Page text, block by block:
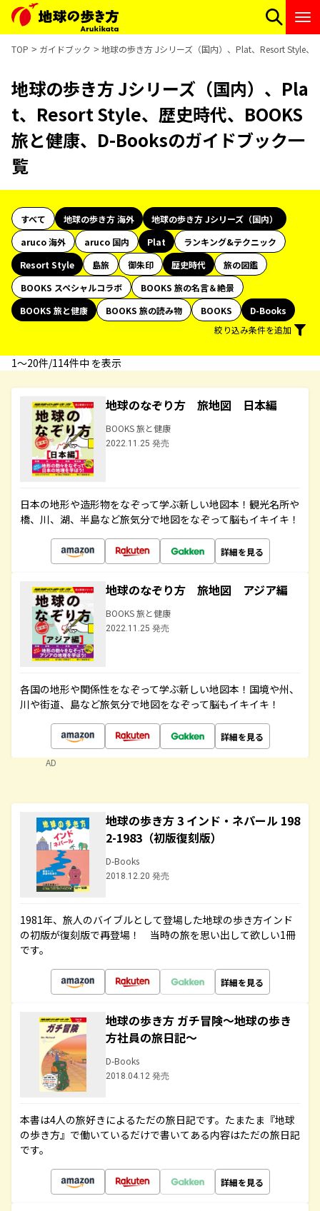
TOP ガイドブック 地球の歩き方 Jシリーズ（国内）、Plat、Resort Style
地球の歩き方 Jシリーズ（国内）、Pla
t、Resort Style、歴史時代、BOOKS
旅と健康、D-Booksのガイドブック一
覧
すべて 地球の歩き方 海外
地球の歩き方 Jシリーズ（国内）
aruco 海外
aruco 国内 Plat
ランキング&テクニック
Resort Style
島旅 御朱印 歴史時代
旅の図鑑
BOOKS スペシャルコラボ
BOOKS 旅の名言＆絶景
BOOKS 旅と健康
BOOKS 旅の読み物 BOOKS
D-Books
絞り込み条件を追加
1〜20件/114件中 を表示
地球のなぞり方 旅地図 日本編
BOOKS 旅と健康
2022.11.25 発売
日本の地形や造形物をなぞって学ぶ新しい地図本！観光名所や
橋、川、湖、半島など旅気分で地図をなぞって脳もイキイキ！
詳細を見る
地球のなぞり方 旅地図 アジア編
BOOKS 旅と健康
2022.11.25 発売
各国の地形や関係性をなぞって学ぶ新しい地図本！国境や州、
川や街道、島など旅気分で地図をなぞって脳もイキイキ！
詳細を見る
AD
地球の歩き方 3 インド・ネパール 198
2-1983（初版復刻版）
D-Books
2018.12.20 発売
1981年、旅人のバイブルとして登場した地球の歩き方インド
の初版が復刻版で再登場！ 当時の旅を思い出して欲しい1冊
です。
詳細を見る
地球の歩き方 ガチ冒険～地球の歩き
方社員の旅日記～
D-Books
2018.04.12 発売
本書は4人の旅好きによるただの旅日記です。たまたま『地球
の歩き方』で働いているだけで書いてある内容はただの旅日記
です。
詳細を見る